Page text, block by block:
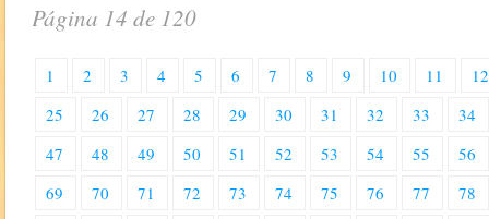
Página 14 de 120
1 2 3 4 5 6 7 8 9 10 11
12
25
26 27 28 29 30 31 32 33
34
47
48 49 50 51 52 53 54 55
56
69
70 71 72 73 74 75 76 77
78